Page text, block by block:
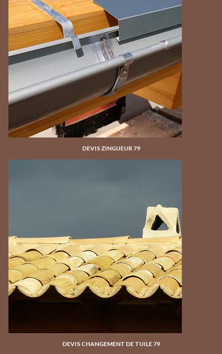
DEVIS ZINGUEUR 79
DEVIS CHANGEMENT DE TUILE 79